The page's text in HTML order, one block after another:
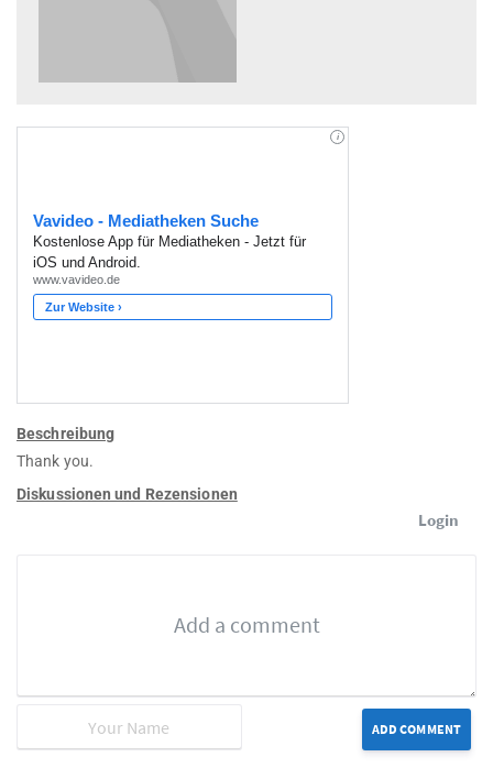
Beschreibung
Thank you.
Diskussionen und Rezensionen
Login
ADD COMMENT